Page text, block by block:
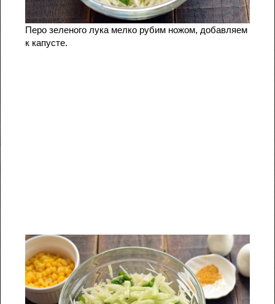
Перо зеленого лука мелко рубим ножом, добавляем
к капусте.